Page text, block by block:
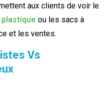
aux clients de voir le
ou les sacs à
et les ventes.
Vs